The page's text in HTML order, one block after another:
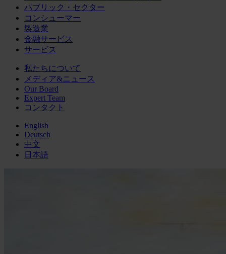
パブリック・セクター
コンシューマー
製造業
金融サービス
サービス
私たちについて
メディア&ニュース
Our Board
Expert Team
コンタクト
English
Deutsch
中文
日本語